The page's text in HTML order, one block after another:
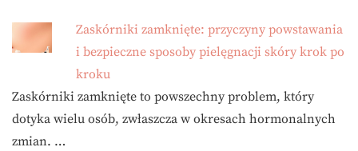
Zaskórniki zamknięte: przyczyny powstawania
i bezpieczne sposoby pielęgnacji skóry krok po
kroku
Zaskórniki zamknięte to powszechny problem, który
dotyka wielu osób, zwłaszcza w okresach hormonalnych
zmian. …